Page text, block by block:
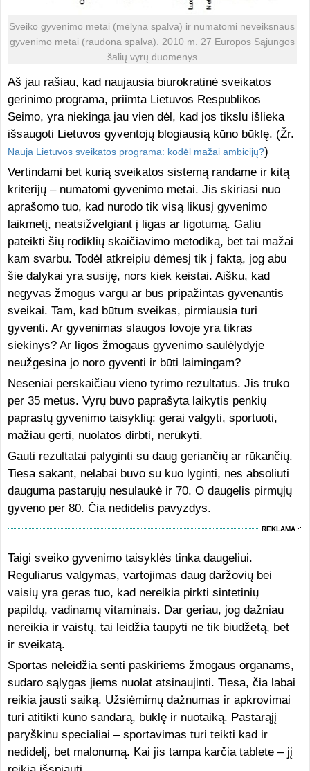
Sveiko gyvenimo metai (mėlyna spalva) ir numatomi neveiksnaus
gyvenimo metai (raudona spalva). 2010 m. 27 Europos Sąjungos
šalių vyrų duomenys
Aš jau rašiau, kad naujausia biurokratinė sveikatos
gerinimo programa, priimta Lietuvos Respublikos
Seimo, yra niekinga jau vien dėl, kad jos tikslu išlieka
išsaugoti Lietuvos gyventojų blogiausią kūno būklę. (Žr.
Nauja Lietuvos sveikatos programa: kodėl mažai ambicijų?)
Vertindami bet kurią sveikatos sistemą randame ir kitą
kriterijų – numatomi gyvenimo metai. Jis skiriasi nuo
aprašomo tuo, kad nurodo tik visą likusį gyvenimo
laikmetį, neatsižvelgiant į ligas ar ligotumą. Galiu
pateikti šių rodiklių skaičiavimo metodiką, bet tai mažai
kam svarbu. Todėl atkreipiu dėmesį tik į faktą, jog abu
šie dalykai yra susiję, nors kiek keistai. Aišku, kad
negyvas žmogus vargu ar bus pripažintas gyvenantis
sveikai. Tam, kad būtum sveikas, pirmiausia turi
gyventi. Ar gyvenimas slaugos lovoje yra tikras
siekinys? Ar ligos žmogaus gyvenimo saulėlydyje
neužgesina jo noro gyventi ir būti laimingam?
Neseniai perskaičiau vieno tyrimo rezultatus. Jis truko
per 35 metus. Vyrų buvo paprašyta laikytis penkių
paprastų gyvenimo taisyklių: gerai valgyti, sportuoti,
mažiau gerti, nuolatos dirbti, nerūkyti.
Gauti rezultatai palyginti su daug geriančių ar rūkančių.
Tiesa sakant, nelabai buvo su kuo lyginti, nes absoliuti
dauguma pastarųjų nesulaukė ir 70. O daugelis pirmųjų
gyveno per 80. Čia nedidelis pavyzdys.
REKLAMA
Taigi sveiko gyvenimo taisyklės tinka daugeliui.
Reguliarus valgymas, vartojimas daug daržovių bei
vaisių yra geras tuo, kad nereikia pirkti sintetinių
papildų, vadinamų vitaminais. Dar geriau, jog dažniau
nereikia ir vaistų, tai leidžia taupyti ne tik biudžetą, bet
ir sveikatą.
Sportas neleidžia senti paskiriems žmogaus organams,
sudaro sąlygas jiems nuolat atsinaujinti. Tiesa, čia labai
reikia jausti saiką. Užsiėmimų dažnumas ir apkrovimai
turi atitikti kūno sandarą, būklę ir nuotaiką. Pastarąjį
paryškinu specialiai – sportavimas turi teikti kad ir
nedidelį, bet malonumą. Kai jis tampa karčia tablete – jį